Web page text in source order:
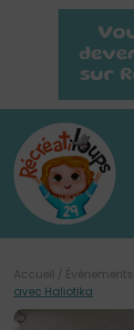
Accueil / Évènements
avec Haliotika